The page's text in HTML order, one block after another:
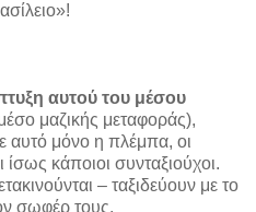
αυτού του μέσου
μαζικής μεταφοράς),
αυτό μόνο η πλέμπα, οι
ίσως κάποιοι συνταξιούχοι.
– ταξιδεύουν με το
σωφέρ τους.